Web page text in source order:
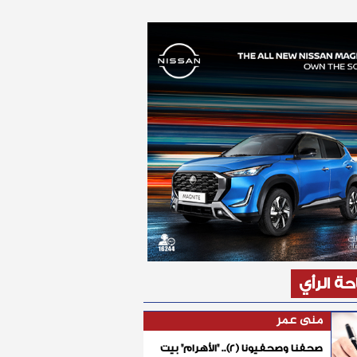
الرأي
منى عمر
صحفنا وصحفيونا (٢).. "الأهرام" بيت